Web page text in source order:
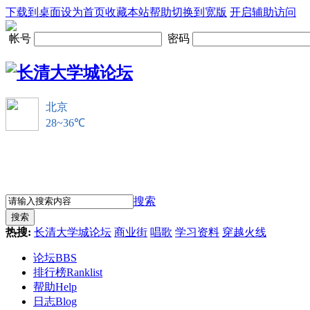
下载到桌面设为首页收藏本站帮助切换到宽版 开启辅助访问
帐号 密码
搜索
搜索
热搜: 长清大学城论坛 商业街 唱歌 学习资料 穿越火线
论坛BBS
排行榜Ranklist
帮助Help
日志Blog